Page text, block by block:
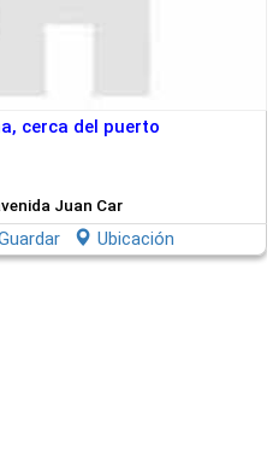
cerca del puerto
Juan Car
Ubicación